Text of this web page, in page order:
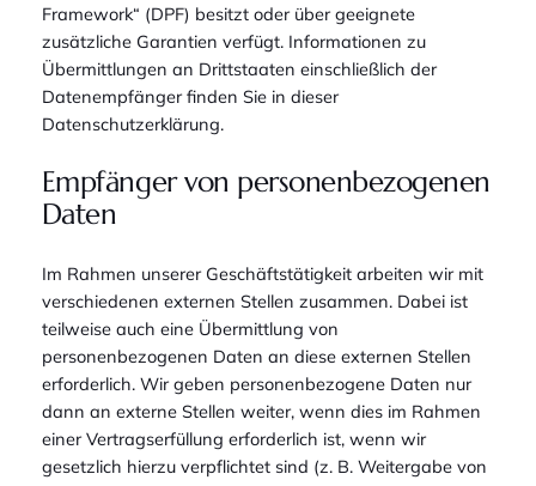
Framework“ (DPF) besitzt oder über geeignete
zusätzliche Garantien verfügt. Informationen zu
Übermittlungen an Drittstaaten einschließlich der
Datenempfänger finden Sie in dieser
Datenschutzerklärung.
Empfänger von personenbezogenen
Daten
Im Rahmen unserer Geschäftstätigkeit arbeiten wir mit
verschiedenen externen Stellen zusammen. Dabei ist
teilweise auch eine Übermittlung von
personenbezogenen Daten an diese externen Stellen
erforderlich. Wir geben personenbezogene Daten nur
dann an externe Stellen weiter, wenn dies im Rahmen
einer Vertragserfüllung erforderlich ist, wenn wir
gesetzlich hierzu verpflichtet sind (z. B. Weitergabe von